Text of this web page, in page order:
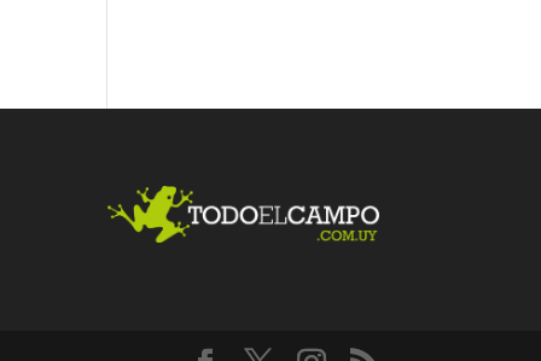
Fac
ebo
Twit
ter